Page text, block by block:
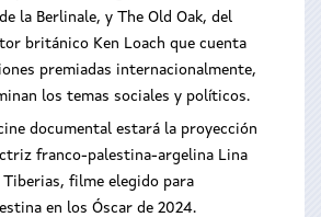
la Berlinale, y The Old Oak, del
británico Ken Loach que cuenta
premiadas internacionalmente,
los temas sociales y políticos.
documental estará la proyección
franco-palestina-argelina Lina
Tiberias, filme elegido para
en los Óscar de 2024.